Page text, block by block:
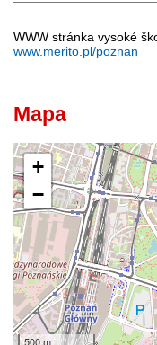
WWW stránka vysoké
www.merito.pl/poznan
Mapa
+
−
500 m